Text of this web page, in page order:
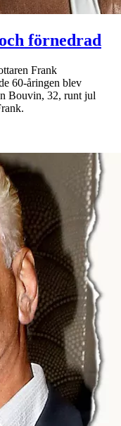
förnedrad
Frank
60-åringen blev
Bouvin, 32, runt jul